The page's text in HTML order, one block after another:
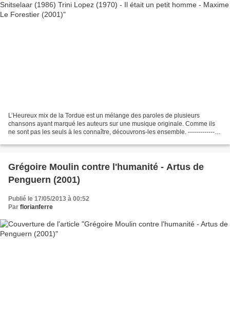
L’Heureux mix de la Tordue est un mélange des paroles de plusieurs
chansons ayant marqué les auteurs sur une musique originale. Comme ils
ne sont pas les seuls à les connaître, découvrons-les ensemble. ---------------
Grégoire Moulin contre l'humanité - Artus de
Penguern (2001)
Publié le 17/05/2013 à 00:52
Par florianferre